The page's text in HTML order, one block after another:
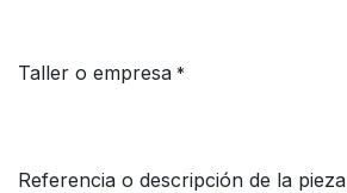
Taller o empresa *
Referencia o descripción de la pieza